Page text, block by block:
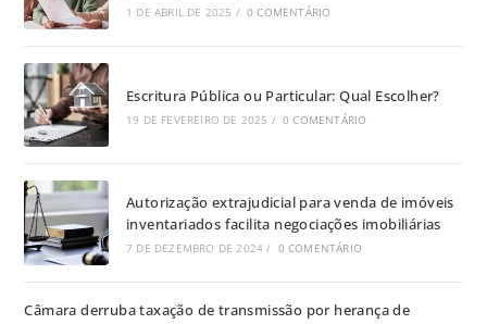
1 DE ABRIL DE 2025 / 0 COMENTÁRIO
Escritura Pública ou Particular: Qual Escolher?
19 DE FEVEREIRO DE 2025 / 0 COMENTÁRIO
Autorização extrajudicial para venda de imóveis
inventariados facilita negociações imobiliárias
7 DE DEZEMBRO DE 2024 / 0 COMENTÁRIO
Câmara derruba taxação de transmissão por herança de